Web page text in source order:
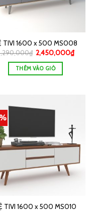
TIVI 1600 x 500 MS008
₫ 2,450,000₫
THÊM VÀO GIỎ
TIVI 1600 x 500 MS010